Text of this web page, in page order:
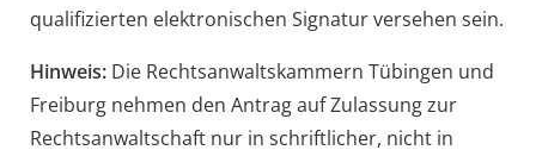
qualifizierten elektronischen Signatur versehen sein.
Hinweis:Die Rechtsanwaltskammern Tübingen und
Freiburg nehmen den Antrag auf Zulassung zur
Rechtsanwaltschaft nur in schriftlicher, nicht in